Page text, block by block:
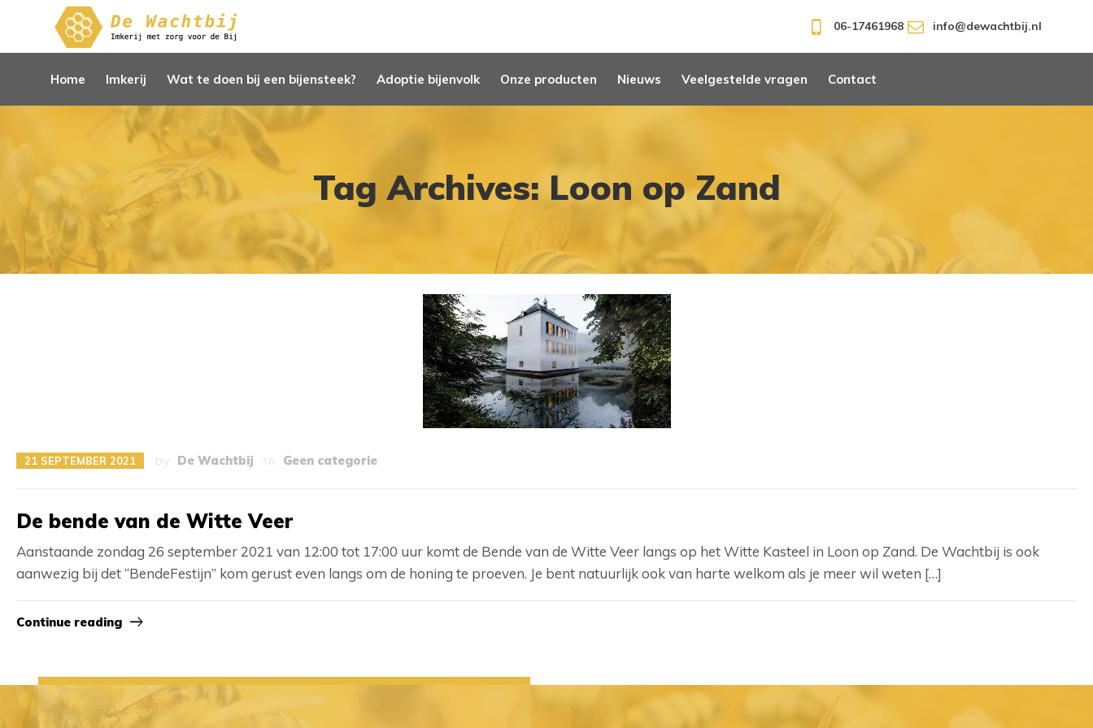
06-17461968 info@dewachtbij.nl
Home Imkerij Wat te doen bij een bijensteek? Adoptie bijenvolk Onze producten Nieuws Veelgestelde vragen Contact
Tag Archives: Loon op Zand
21 SEPTEMBER 2021 by De Wachtbij in Geen categorie
De bende van de Witte Veer
Aanstaande zondag 26 september 2021 van 12:00 tot 17:00 uur komt de Bende van de Witte Veer langs op het Witte Kasteel in Loon op Zand. De Wachtbij is ook
aanwezig bij det “BendeFestijn” kom gerust even langs om de honing te proeven. Je bent natuurlijk ook van harte welkom als je meer wil weten […]
Continue reading